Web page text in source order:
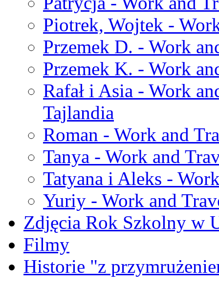
Piotrek, Wojtek -
Przemek D. - Work
Przemek K. - Work
Rafał i Asia - Work
Tajlandia
Roman - Work and
Tanya - Work and
Tatyana i Aleks -
Yuriy - Work and
Zdjęcia Rok Szkolny w
Filmy
Historie "z